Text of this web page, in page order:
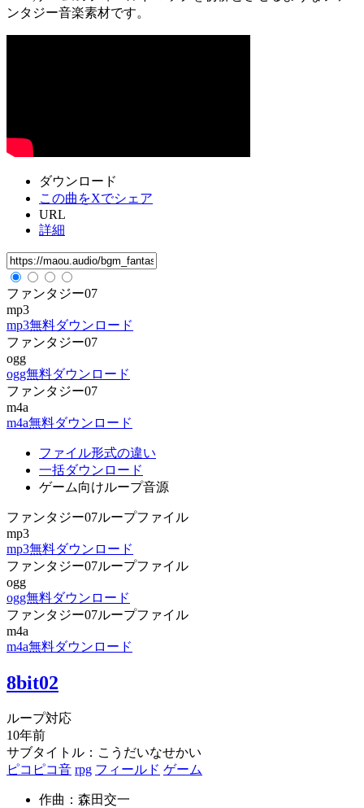
ンタジー音楽素材です。
ダウンロード
この曲をXでシェア
URL
詳細
ファンタジー07
mp3
mp3無料ダウンロード
ファンタジー07
ogg
ogg無料ダウンロード
ファンタジー07
m4a
m4a無料ダウンロード
ファイル形式の違い
一括ダウンロード
ゲーム向けループ音源
ファンタジー07ループファイル
mp3
mp3無料ダウンロード
ファンタジー07ループファイル
ogg
ogg無料ダウンロード
ファンタジー07ループファイル
m4a
m4a無料ダウンロード
8bit02
ループ対応
10年前
サブタイトル：こうだいなせかい
ピコピコ音 rpg フィールド ゲーム
作曲：森田交一